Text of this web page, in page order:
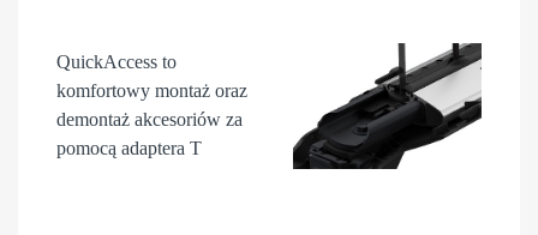
QuickAccess to
komfortowy montaż oraz
demontaż akcesoriów za
pomocą adaptera T